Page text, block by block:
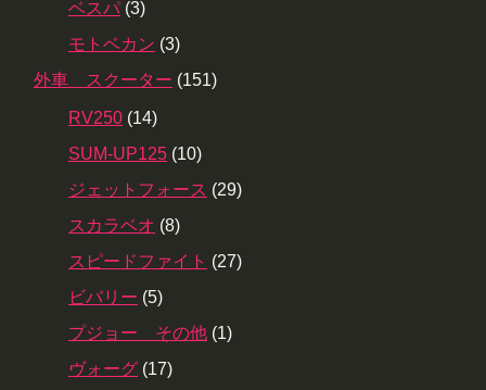
ベスパ (3)
モトベカン (3)
外車 スクーター (151)
RV250 (14)
SUM-UP125 (10)
ジェットフォース (29)
スカラベオ (8)
スピードファイト (27)
ビバリー (5)
プジョー その他 (1)
ヴォーグ (17)